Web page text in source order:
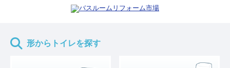
形からトイレを探す